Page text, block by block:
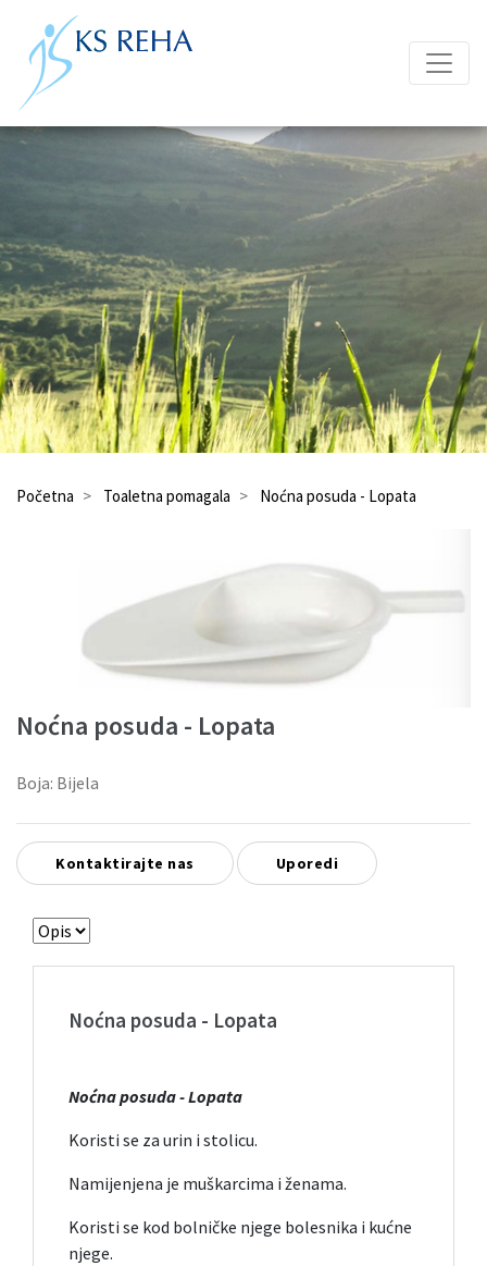
Početna Toaletna pomagala Noćna posuda - Lopata
Noćna posuda - Lopata
Boja: Bijela
Kontaktirajte nas Uporedi
Noćna posuda - Lopata
Noćna posuda - Lopata
Koristi se za urin i stolicu.
Namijenjena je muškarcima i ženama.
Koristi se kod bolničke njege bolesnika i kućne
njege.